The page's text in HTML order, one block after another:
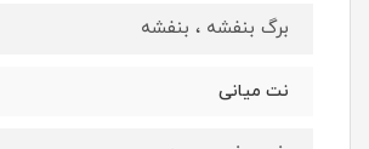
برگ بنفشه ، بنفشه
نت میانی